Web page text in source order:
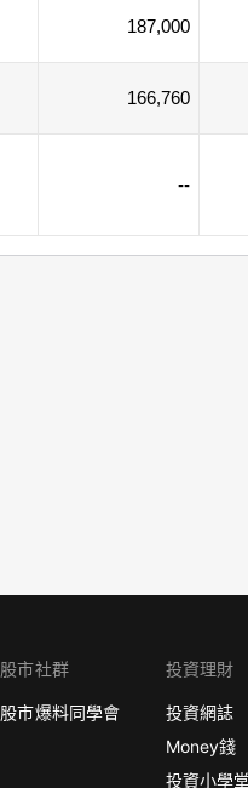
187,000
166,760
--
股市社群
股市爆料同學會
投資理財
投資網誌
Money錢
投資小學堂